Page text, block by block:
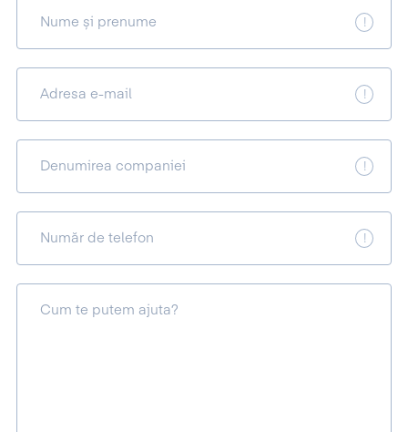
Nume și prenume
Adresa e-mail
Denumirea companiei
Număr de telefon
Cum te putem ajuta?